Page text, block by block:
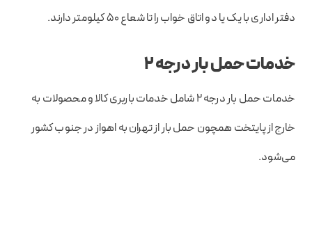
دفتر اداری با یک یا دو اتاق خواب را تا شعاع ۵۰ کیلومتر دارند.
خدمات حمل بار درجه ۲
خدمات حمل بار درجه ۲ شامل خدمات باربری کالا و محصولات به
خارج از پایتخت همچون حمل بار از تهران به اهواز در جنوب کشور
می‌شود.